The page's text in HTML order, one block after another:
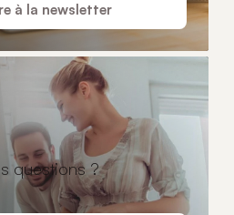
à la newsletter
questions ?